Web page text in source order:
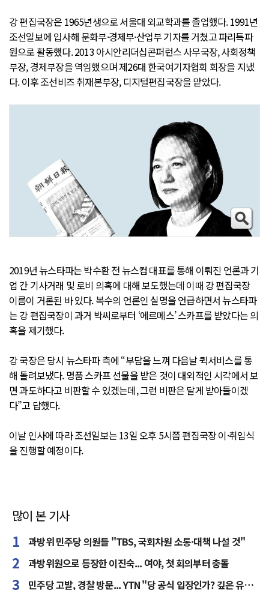
강 편집국장은 1965년생으로 서울대 외교학과를 졸업했다. 1991년
조선일보에 입사해 문화부·경제부·산업부 기자를 거쳤고 파리특파
원으로 활동했다. 2013 아시안리더십콘퍼런스 사무국장, 사회정책
부장, 경제부장을 역임했으며 제26대 한국여기자협회 회장을 지냈
다. 이후 조선비즈 취재본부장, 디지털편집국장을 맡았다.
2019년 뉴스타파는 박수환 전 뉴스컴 대표를 통해 이뤄진 언론과 기
업 간 기사거래 및 로비 의혹에 대해 보도했는데 이때 강 편집국장
이름이 거론된 바 있다. 복수의 언론인 실명을 언급하면서 뉴스타파
는 강 편집국장이 과거 박씨로부터 ‘에르메스’ 스카프를 받았다는 의
혹을 제기했다.
강 국장은 당시 뉴스타파 측에 “부담을 느껴 다음날 퀵서비스를 통
해 돌려보냈다. 명품 스카프 선물을 받은 것이 대외적인 시각에서 보
면 과도하다고 비판할 수 있겠는데, 그런 비판은 달게 받아들이겠
다”고 답했다.
이날 인사에 따라 조선일보는 13일 오후 5시쯤 편집국장 이·취임식
을 진행할 예정이다.
많이 본 기사
과방위 민주당 의원들 "TBS, 국회차원 소통·대책 나설 것"
과방위원으로 등장한 이진숙... 여야, 첫 회의부터 충돌
민주당 고발, 경찰 방문... YTN "당 공식 입장인가? 깊은 유감"